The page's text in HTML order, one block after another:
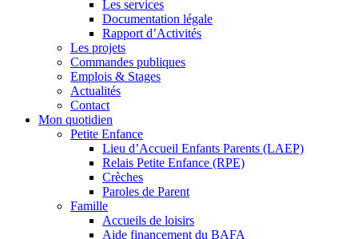
Les services
Documentation légale
Rapport d’Activités
Les projets
Commandes publiques
Emplois & Stages
Actualités
Contact
Mon quotidien
Petite Enfance
Lieu d’Accueil Enfants Parents (LAEP)
Relais Petite Enfance (RPE)
Crèches
Paroles de Parent
Famille
Accueils de loisirs
Aide financement du BAFA